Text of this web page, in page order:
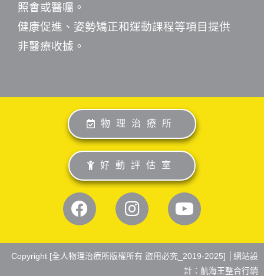
照會或醫囑。
健康促進、姿勢矯正和運動課程等項目提供
非醫療收據。
物理治療所
好動評估室
Copyright [全人物理治療所版權所有 盜用必究_2019-2025] │ 網站設
計：航海王整合行銷